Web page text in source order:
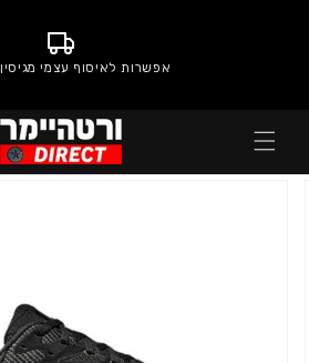
אפשרות לאיסוף עצמי מגיסין 78 פ״ת